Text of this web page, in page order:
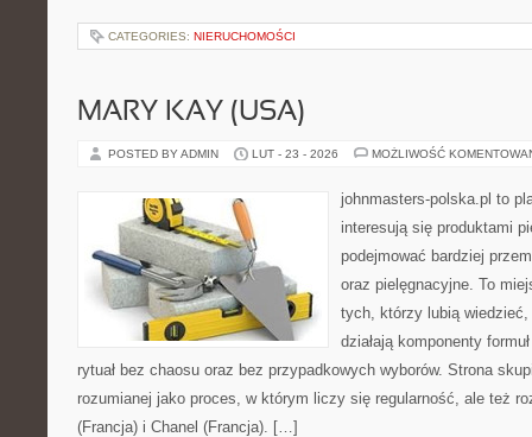
CATEGORIES: NIERUCHOMOŚCI
MARY KAY (USA)
POSTED BY ADMIN LUT - 23 - 2026 MOŻLIWOŚĆ
johnmasters-polska.pl to
interesują się produktami
podejmować bardziej
oraz pielęgnacyjne. To
tych, którzy lubią wiedzieć,
działają komponenty
rytuał bez chaosu oraz bez przypadkowych wyborów. Strona
rozumianej jako proces, w którym liczy się regularność, ale też
(Francja) i Chanel (Francja). […]